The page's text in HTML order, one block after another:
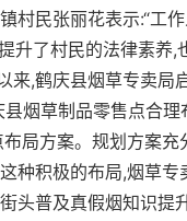
村民张丽花表示:“工
升了村民的法律素养
来,鹤庆县烟草专卖局
烟草制品零售点合
局方案。规划方案
种积极的布局,烟草
头普及真假烟知识